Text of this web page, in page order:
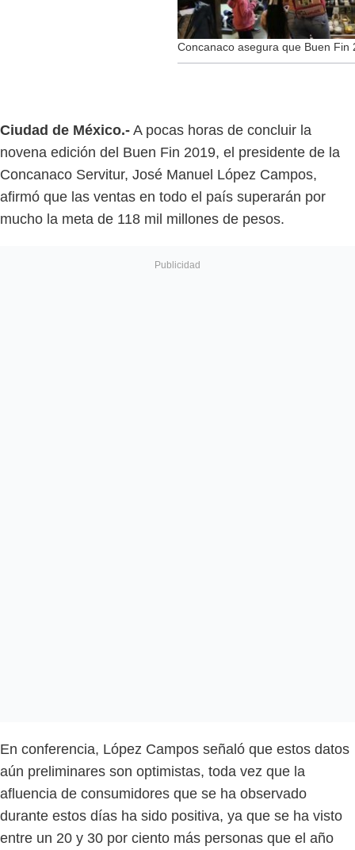
Concanaco asegura que Buen
Ciudad de México.- A pocas horas de concluir la
novena edición del Buen Fin 2019, el presidente de la
Concanaco Servitur, José Manuel López Campos,
afirmó que las ventas en todo el país superarán por
mucho la meta de 118 mil millones de pesos.
En conferencia, López Campos señaló que estos datos
aún preliminares son optimistas, toda vez que la
afluencia de consumidores que se ha observado
durante estos días ha sido positiva, ya que se ha visto
entre un 20 y 30 por ciento más personas que el año